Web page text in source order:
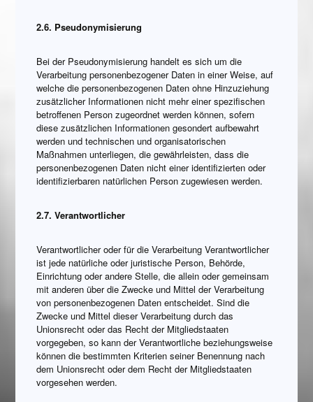
2.6. Pseudonymisierung
Bei der Pseudonymisierung handelt es sich um die
Verarbeitung personenbezogener Daten in einer Weise, auf
welche die personenbezogenen Daten ohne Hinzuziehung
zusätzlicher Informationen nicht mehr einer spezifischen
betroffenen Person zugeordnet werden können, sofern
diese zusätzlichen Informationen gesondert aufbewahrt
werden und technischen und organisatorischen
Maßnahmen unterliegen, die gewährleisten, dass die
personenbezogenen Daten nicht einer identifizierten oder
identifizierbaren natürlichen Person zugewiesen werden.
2.7. Verantwortlicher
Verantwortlicher oder für die Verarbeitung Verantwortlicher
ist jede natürliche oder juristische Person, Behörde,
Einrichtung oder andere Stelle, die allein oder gemeinsam
mit anderen über die Zwecke und Mittel der Verarbeitung
von personenbezogenen Daten entscheidet. Sind die
Zwecke und Mittel dieser Verarbeitung durch das
Unionsrecht oder das Recht der Mitgliedstaaten
vorgegeben, so kann der Verantwortliche beziehungsweise
können die bestimmten Kriterien seiner Benennung nach
dem Unionsrecht oder dem Recht der Mitgliedstaaten
vorgesehen werden.